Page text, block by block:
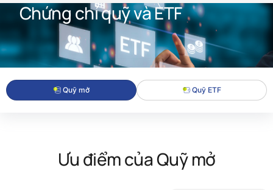
Chứng chỉ quỹ và ETF
Quỹ mở Quỹ ETF
Ưu điểm của Quỹ mở